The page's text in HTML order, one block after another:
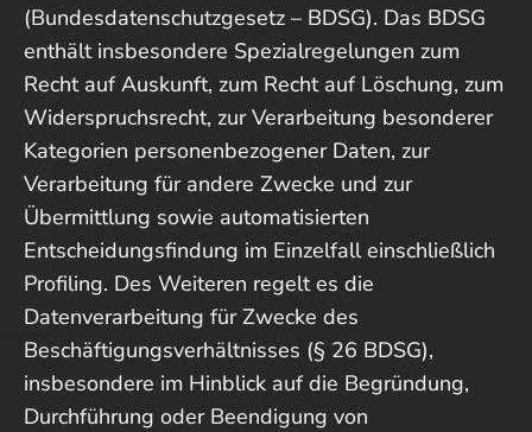
(Bundesdatenschutzgesetz – BDSG). Das BDSG
enthält insbesondere Spezialregelungen zum
Recht auf Auskunft, zum Recht auf Löschung, zum
Widerspruchsrecht, zur Verarbeitung besonderer
Kategorien personenbezogener Daten, zur
Verarbeitung für andere Zwecke und zur
Übermittlung sowie automatisierten
Entscheidungsfindung im Einzelfall einschließlich
Profiling. Des Weiteren regelt es die
Datenverarbeitung für Zwecke des
Beschäftigungsverhältnisses (§ 26 BDSG),
insbesondere im Hinblick auf die Begründung,
Durchführung oder Beendigung von